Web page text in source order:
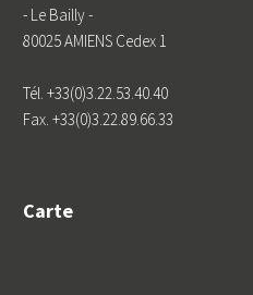
- Le Bailly -
80025 AMIENS Cedex 1
Tél. +33(0)3.22.53.40.40
Fax. +33(0)3.22.89.66.33
Carte